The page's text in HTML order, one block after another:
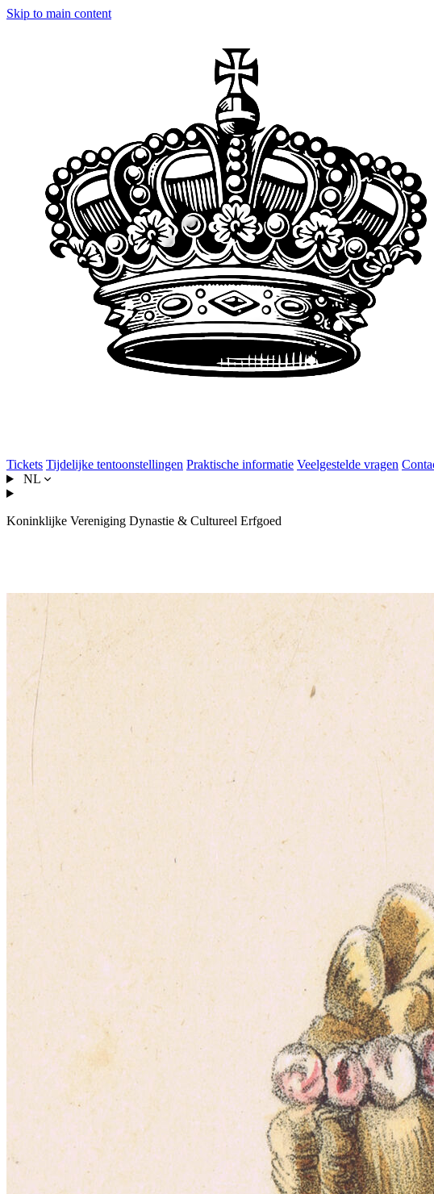
Skip to main content
Tickets Tijdelijke tentoonstellingen Praktische informatie Veelgestelde vragen
NL
Koninklijke Vereniging Dynastie & Cultureel Erfgoed